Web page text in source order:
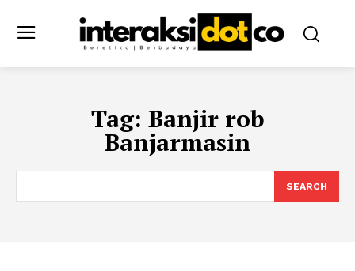
Tag: Banjir rob
Banjarmasin
SEARCH